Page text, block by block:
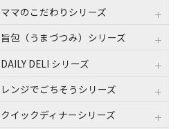
ママのこだわりシリーズ
旨包（うまづつみ）シリーズ
DAILY DELI シリーズ
レンジでごちそうシリーズ
クイックディナーシリーズ